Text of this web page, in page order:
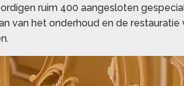
ruim 400 aangesloten
van het onderhoud en de restauratie